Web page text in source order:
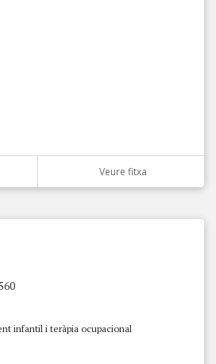
Veure fitxa
infantil i teràpia ocupacional